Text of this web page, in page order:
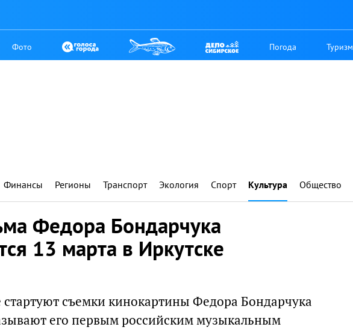
Фото Погода Туризм
Финансы Регионы Транспорт Экология Спорт Культура Общество
Федора Бондарчука
13 марта в Иркутске
стартуют съемки кинокартины Федора Бондарчука
его первым российским музыкальным